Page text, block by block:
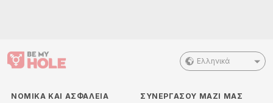
Ελληνικά
ΝΟΜΙΚΑ ΚΑΙ ΑΣΦΑΛΕΙΑ ΣΥΝΕΡΓΑΣΟΥ ΜΑΖΙ ΜΑΣ